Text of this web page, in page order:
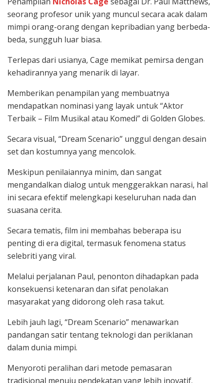
seorang profesor unik yang muncul secara acak dalam
mimpi orang-orang dengan kepribadian yang berbeda-
beda, sungguh luar biasa.
Terlepas dari usianya, Cage memikat pemirsa dengan
kehadirannya yang menarik di layar.
Memberikan penampilan yang membuatnya
mendapatkan nominasi yang layak untuk “Aktor
Terbaik – Film Musikal atau Komedi” di Golden Globes.
Secara visual, “Dream Scenario” unggul dengan desain
set dan kostumnya yang mencolok.
Meskipun penilaiannya minim, dan sangat
mengandalkan dialog untuk menggerakkan narasi, hal
ini secara efektif melengkapi keseluruhan nada dan
suasana cerita.
Secara tematis, film ini membahas beberapa isu
penting di era digital, termasuk fenomena status
selebriti yang viral.
Melalui perjalanan Paul, penonton dihadapkan pada
konsekuensi ketenaran dan sifat penolakan
masyarakat yang didorong oleh rasa takut.
Lebih jauh lagi, “Dream Scenario” menawarkan
pandangan satir tentang teknologi dan periklanan
dalam dunia mimpi.
Menyoroti peralihan dari metode pemasaran
tradisional menuju pendekatan yang lebih inovatif.